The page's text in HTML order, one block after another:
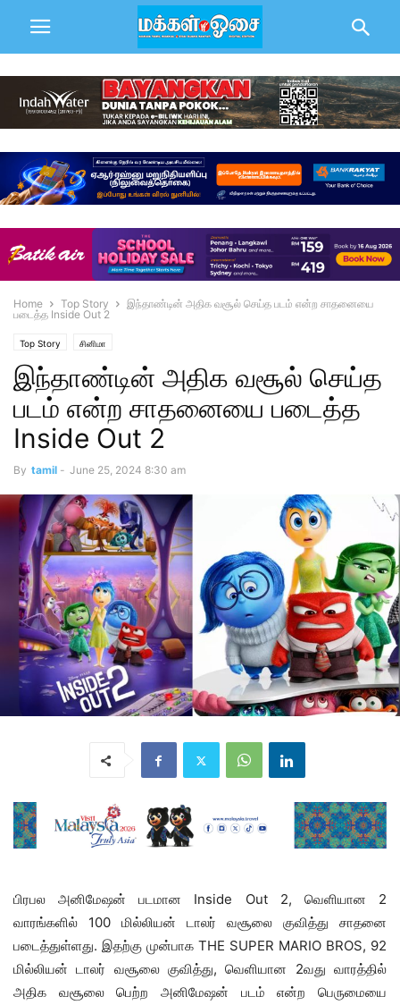
Home Top Story
இந்தாண்டின் அதிக வசூல் செய்த படம் என்ற சாதனையை
படைத்த Inside Out 2
Top Story சினிமா
இந்தாண்டின் அதிக வசூல் செய்த
படம் என்ற சாதனையை படைத்த
Inside Out 2
By tamil - June 25, 2024 8:30 am
பிரபல அனிமேஷன் படமான Inside Out 2, வெளியான 2
வாரங்களில் 100 மில்லியன் டாலர் வசூலை குவித்து சாதனை
படைத்துள்ளது. இதற்கு முன்பாக THE SUPER MARIO BROS, 92
மில்லியன் டாலர் வசூலை குவித்து, வெளியான 2வது வாரத்தில்
அதிக வசூலை பெற்ற அனிமேஷன் படம் என்ற பெருமையை